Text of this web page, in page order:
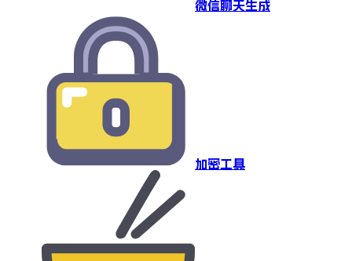
微信聊天生成
加密工具